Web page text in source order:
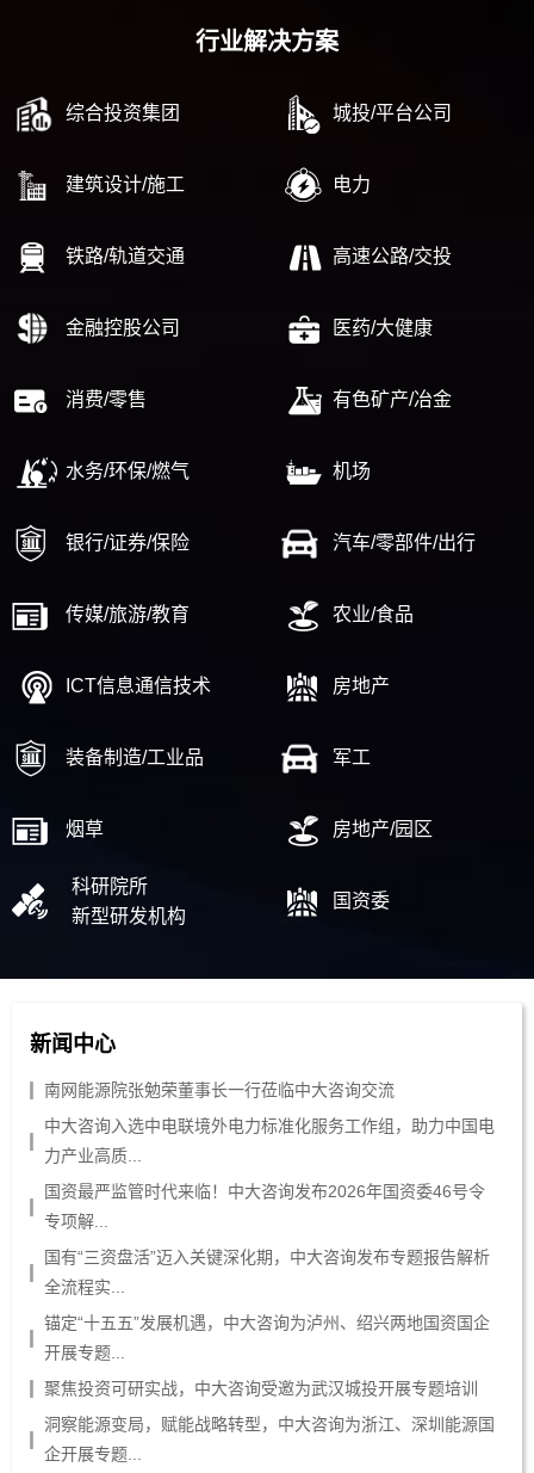
行业解决方案
综合投资集团 城投/平台公司
建筑设计/施工 电力
铁路/轨道交通 高速公路/交投
金融控股公司 医药/大健康
消费/零售 有色矿产/冶金
水务/环保/燃气 机场
银行/证券/保险 汽车/零部件/出行
传媒/旅游/教育 农业/食品
ICT信息通信技术 房地产
装备制造/工业品 军工
烟草 房地产/园区
科研院所
新型研发机构
国资委
新闻中心
南网能源院张勉荣董事长一行莅临中大咨询交流
中大咨询入选中电联境外电力标准化服务工作组，助力中国电
力产业高质...
国资最严监管时代来临！中大咨询发布2026年国资委46号令
专项解...
国有“三资盘活”迈入关键深化期，中大咨询发布专题报告解析
全流程实...
锚定“十五五”发展机遇，中大咨询为泸州、绍兴两地国资国企
开展专题...
聚焦投资可研实战，中大咨询受邀为武汉城投开展专题培训
洞察能源变局，赋能战略转型，中大咨询为浙江、深圳能源国
企开展专题...